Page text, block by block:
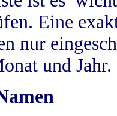
Eine
nur
und Jahr.